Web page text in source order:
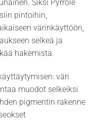
Siksi Pyrrole
pintoihin,
värinkäyttöön,
selkeä ja
hakemista.
väri
muodot selkeiksi
pigmentin rakenne